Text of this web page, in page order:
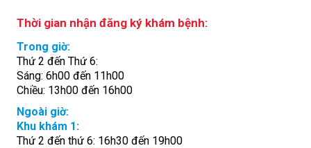
Thời gian nhận đăng ký khám bệnh:
Trong giờ:
Thứ 2 đến Thứ 6:
Sáng: 6h00 đến 11h00
Chiều: 13h00 đến 16h00
Ngoài giờ:
Khu khám 1:
Thứ 2 đến thứ 6: 16h30 đến 19h00